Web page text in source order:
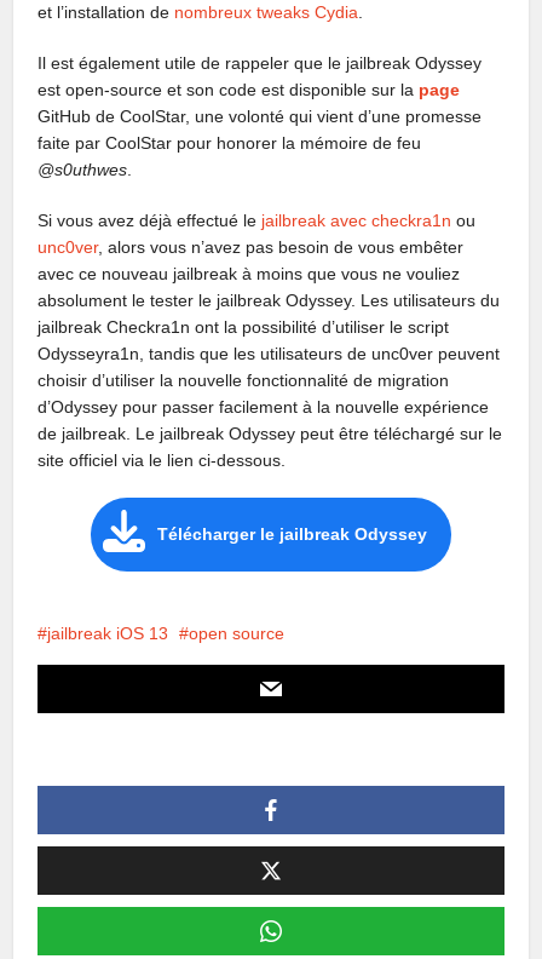
et l’installation de nombreux tweaks Cydia
Il est également utile de rappeler que le jailbreak Odyssey
est open-source et son code est disponible sur la page
GitHub de CoolStar, une volonté qui vient d’une promesse
faite par CoolStar pour honorer la mémoire de feu
@s0uthwes
Si vous avez déjà effectué le jailbreak avec checkra1n ou
unc0ver, alors vous n’avez pas besoin de vous embêter
avec ce nouveau jailbreak à moins que vous ne vouliez
absolument le tester le jailbreak Odyssey. Les utilisateurs du
jailbreak Checkra1n ont la possibilité d’utiliser le script
Odysseyra1n, tandis que les utilisateurs de unc0ver peuvent
choisir d’utiliser la nouvelle fonctionnalité de migration
d’Odyssey pour passer facilement à la nouvelle expérience
de jailbreak. Le jailbreak Odyssey peut être téléchargé sur le
site officiel via le lien ci-dessous.
Télécharger le jailbreak Odyssey
jailbreak iOS 13 open source